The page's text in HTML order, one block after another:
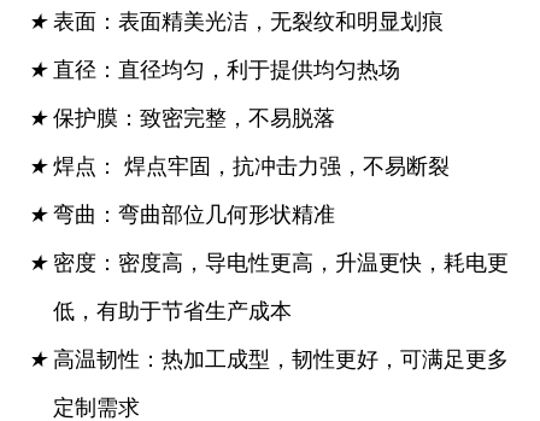
★ 表面：表面精美光洁，无裂纹和明显划痕
★ 直径：直径均匀，利于提供均匀热场
★ 保护膜：致密完整，不易脱落
★ 焊点： 焊点牢固，抗冲击力强，不易断裂
★ 弯曲：弯曲部位几何形状精准
★ 密度：密度高，导电性更高，升温更快，耗电更
低，有助于节省生产成本
★ 高温韧性：热加工成型，韧性更好，可满足更多
定制需求